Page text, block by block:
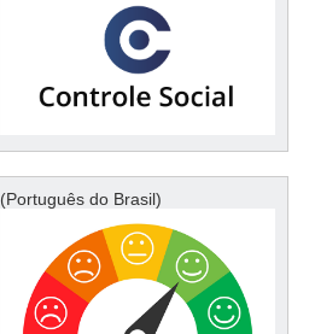
(Português do Brasil)